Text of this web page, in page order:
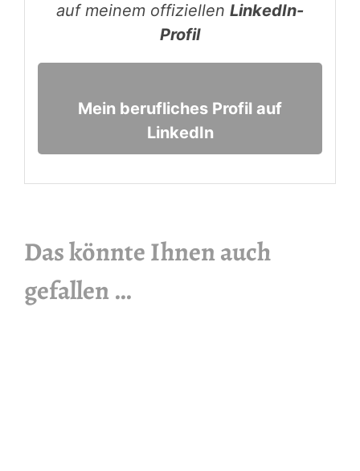
auf meinem offiziellen LinkedIn-
Profil
Mein berufliches Profil auf
LinkedIn
Das könnte Ihnen auch
gefallen …